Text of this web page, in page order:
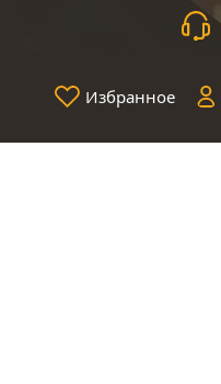
Избранное